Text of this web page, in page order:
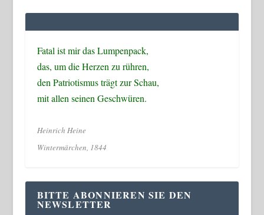
Fatal ist mir das Lumpenpack,
das, um die Herzen zu rühren,
den Patriotismus trägt zur Schau,
mit allen seinen Geschwüren.
Heinrich Heine
Wintermärchen, 1844
BITTE ABONNIEREN SIE DEN
NEWSLETTER